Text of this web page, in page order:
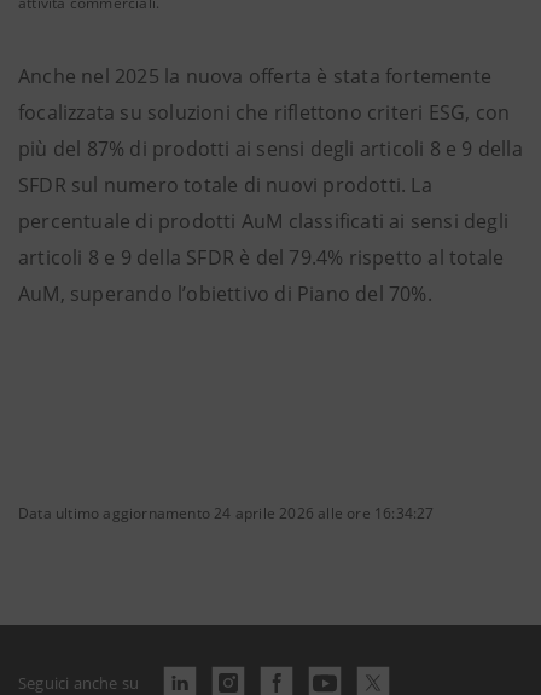
Anche nel 2025 la nuova offerta è stata fortemente
focalizzata su soluzioni che riflettono criteri ESG, con
più del 87% di prodotti ai sensi degli articoli 8 e 9 della
SFDR sul numero totale di nuovi prodotti. La
percentuale di prodotti AuM classificati ai sensi degli
articoli 8 e 9 della SFDR è del 79.4% rispetto al totale
AuM, superando l’obiettivo di Piano del 70%.
Data ultimo aggiornamento 24 aprile 2026 alle ore 16:34:27
Seguici anche su